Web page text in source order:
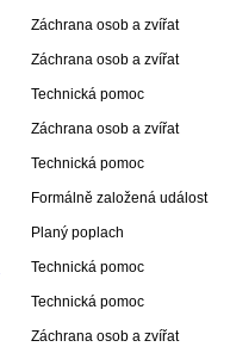
Záchrana osob a zvířat
Záchrana osob a zvířat
Technická pomoc
Záchrana osob a zvířat
Technická pomoc
Formálně založená událost
Planý poplach
Technická pomoc
Technická pomoc
Záchrana osob a zvířat